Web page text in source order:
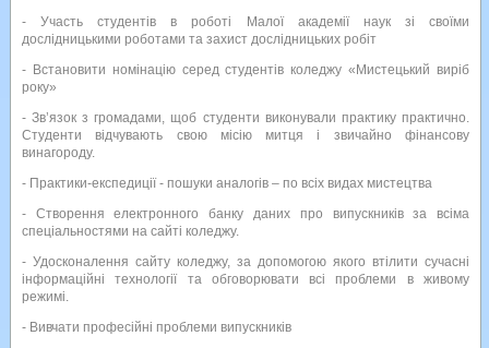
- Участь студентів в роботі Малої академії наук зі своїми
дослідницькими роботами та захист дослідницьких робіт
- Встановити номінацію серед студентів коледжу «Мистецький виріб
року»
- Зв’язок з громадами, щоб студенти виконували практику практично.
Студенти відчувають свою місію митця і звичайно фінансову
винагороду.
- Практики-експедиції - пошуки аналогів – по всіх видах мистецтва
- Створення електронного банку даних про випускників за всіма
спеціальностями на сайті коледжу.
- Удосконалення сайту коледжу, за допомогою якого втілити сучасні
інформаційні технології та обговорювати всі проблеми в живому
режимі.
- Вивчати професійні проблеми випускників